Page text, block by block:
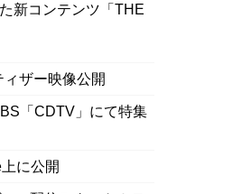
新コンテンツ「THE
ザー映像公開
「CDTV」にて特集
に公開